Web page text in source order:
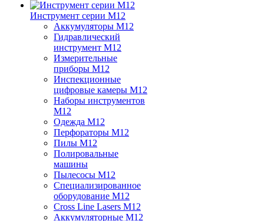
Инструмент серии M12
Аккумуляторы M12
Гидравлический
инструмент M12
Измерительные
приборы M12
Инспекционные
цифровые камеры M12
Наборы инструментов
M12
Одежда M12
Перфораторы M12
Пилы M12
Полировальные
машины
Пылесосы M12
Специализированное
оборудование M12
Cross Line Lasers M12
Аккумуляторные M12